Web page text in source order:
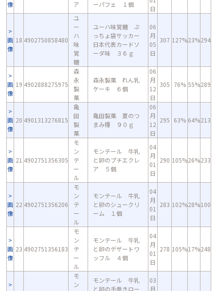
像
ア
ーパフェ １個
日
画
像
18 4902750858480
ユ
ー
ハ
味
覚
糖
ユーハ味覚糖 ぷ
っちょ袋サッカー
日本代表カードソ
ーダ味 ３６ｇ
06
月
05
日
307 127%23%294
画
像
19 4902888275975
森
永
製
菓
森永製菓 れん乳
ケーキ ６個
06
月
12
日
305 76% 55%289
画
像
20 4901313276815
亀
田
製
菓
亀田製菓 夏のつ
まみ種 ９０ｇ
06
月
12
日
295 63% 64%213
画
像
21 4902751356305
モ
ン
テ
ー
ル
モンテール 牛乳
と卵のプチエクレ
ア ５個
04
月
01
日
290 105%26%233
画
像
22 4902751356206
モ
ン
テ
ー
ル
モンテール 牛乳
と卵のシュークリ
ーム １個
04
月
01
日
283 102%28%100
画
像
23 4902751356183
モ
ン
テ
ー
ル
モンテール 牛乳
と卵のデザートワ
ッフル ４個
04
月
01
日
278 105%17%248
モ
ン
モンテール 牛乳
と卵の手巻きロー
03
月